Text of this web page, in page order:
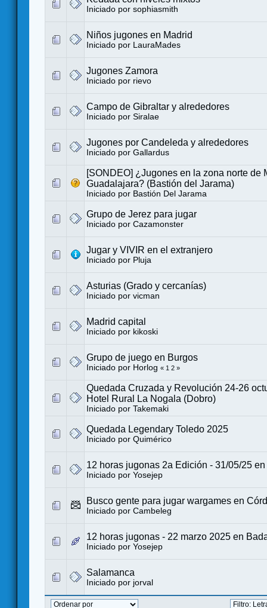
Iniciado por sophiasmith
Niños jugones en Madrid
Iniciado por LauraMades
Jugones Zamora
Iniciado por rievo
Campo de Gibraltar y alrededores
Iniciado por Siralae
Jugones por Candeleda y alrededores
Iniciado por Gallardus
[SONDEO] ¿Jugones en la zona norte de
Guadalajara? (Bastión del Jarama)
Iniciado por Bastión Del Jarama
Grupo de Jerez para jugar
Iniciado por Cazamonster
Jugar y VIVIR en el extranjero
Iniciado por Pluja
Asturias (Grado y cercanías)
Iniciado por vicman
Madrid capital
Iniciado por kikoski
Grupo de juego en Burgos
Iniciado por Horlog « 1 2 »
Quedada Cruzada y Revolución 24-26
Hotel Rural La Nogala (Dobro)
Iniciado por Takemaki
Quedada Legendary Toledo 2025
Iniciado por Quimérico
12 horas jugonas 2a Edición - 31/05/25
Iniciado por Yosejep
Busco gente para jugar wargames en
Iniciado por Cambeleg
12 horas jugonas - 22 marzo 2025 en
Iniciado por Yosejep
Salamanca
Iniciado por jorval